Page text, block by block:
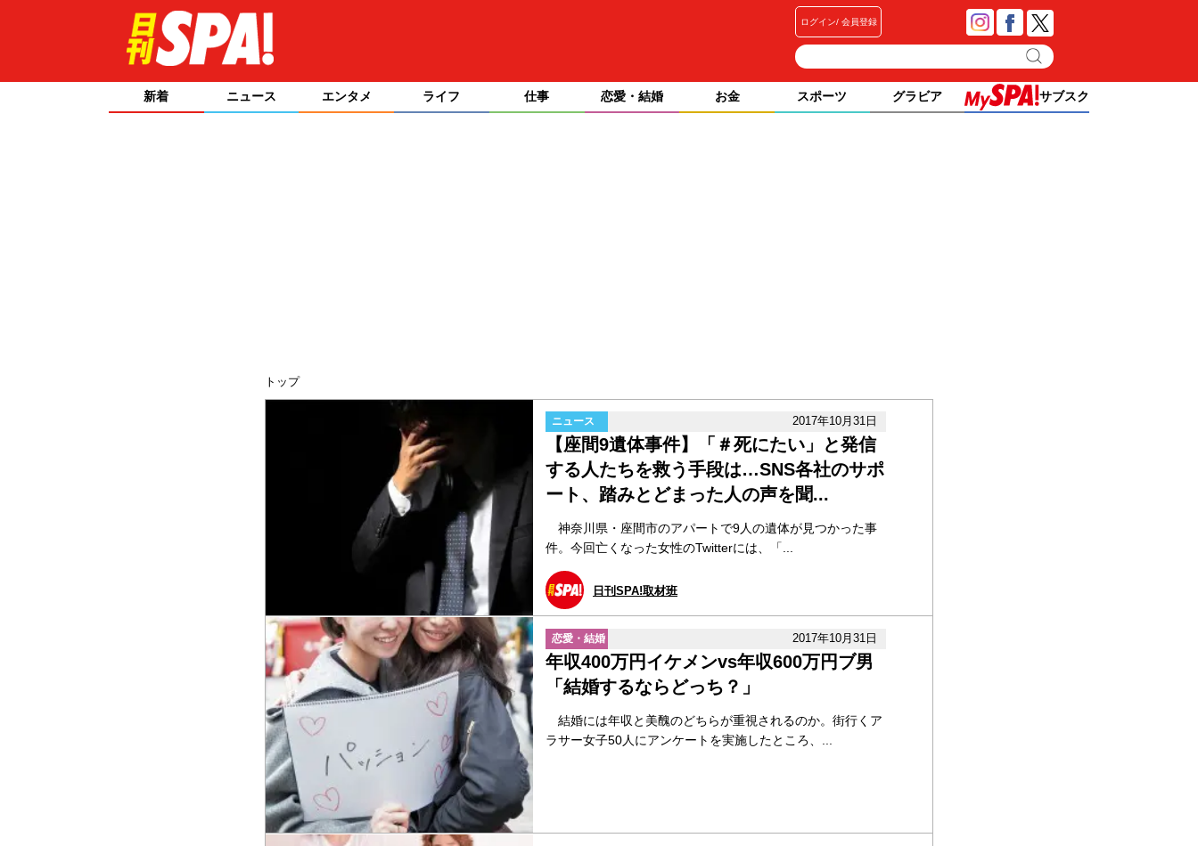
ログイン 会員登録
新着 ニュース エンタメ ライフ 仕事 恋愛・結婚 お金 スポーツ グラビア サブスク
トップ
ニュース 2017年10月31日
【座間9遺体事件】「＃死にたい」と発信
する人たちを救う手段は…SNS各社のサポ
ート、踏みとどまった人の声を聞...
神奈川県・座間市のアパートで9人の遺体が見つかった事
件。今回亡くなった女性のTwitterには、「...
日刊SPA!取材班
恋愛・結婚 2017年10月31日
年収400万円イケメンvs年収600万円ブ男
「結婚するならどっち？」
結婚には年収と美醜のどちらが重視されるのか。街行くア
ラサー女子50人にアンケートを実施したところ、...